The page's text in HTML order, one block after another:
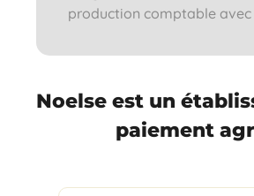
production comptable avec
Noelse est un
paiement